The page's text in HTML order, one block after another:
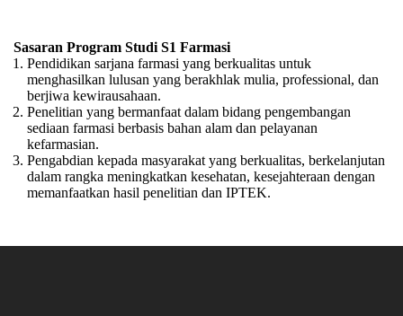
Sasaran Program Studi S1 Farmasi
Pendidikan sarjana farmasi yang berkualitas untuk
menghasilkan lulusan yang berakhlak mulia, professional, dan
berjiwa kewirausahaan.
Penelitian yang bermanfaat dalam bidang pengembangan
sediaan farmasi berbasis bahan alam dan pelayanan
kefarmasian.
Pengabdian kepada masyarakat yang berkualitas, berkelanjutan
dalam rangka meningkatkan kesehatan, kesejahteraan dengan
memanfaatkan hasil penelitian dan IPTEK.